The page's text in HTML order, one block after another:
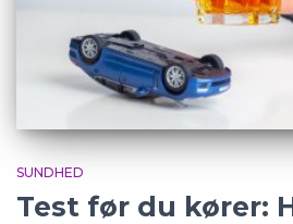
SUNDHED
Test før du kører: